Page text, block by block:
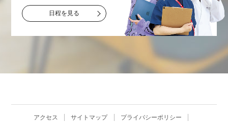
日程を見る
アクセス サイトマップ
プライバシーポリシー